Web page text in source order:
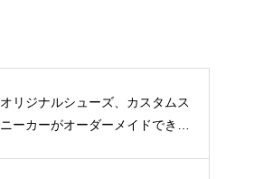
オリジナルシューズ、カスタムス
ニーカーがオーダーメイドできる